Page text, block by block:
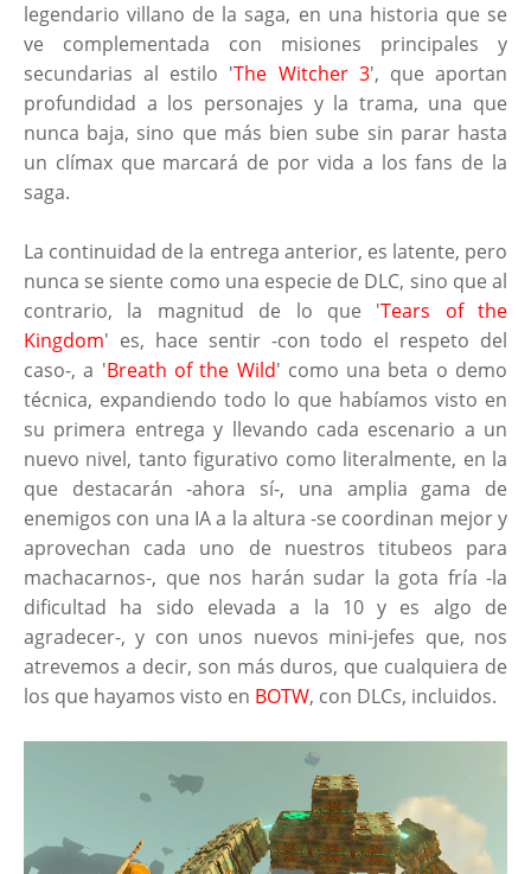
legendario villano de la saga, en una historia que se
ve complementada con misiones principales y
secundarias al estilo 'The Witcher 3', que aportan
profundidad a los personajes y la trama, una que
nunca baja, sino que más bien sube sin parar hasta
un clímax que marcará de por vida a los fans de la
saga.
La continuidad de la entrega anterior, es latente, pero
nunca se siente como una especie de DLC, sino que al
contrario, la magnitud de lo que 'Tears of the
Kingdom' es, hace sentir -con todo el respeto del
caso-, a 'Breath of the Wild' como una beta o demo
técnica, expandiendo todo lo que habíamos visto en
su primera entrega y llevando cada escenario a un
nuevo nivel, tanto figurativo como literalmente, en la
que destacarán -ahora sí-, una amplia gama de
enemigos con una IA a la altura -se coordinan mejor y
aprovechan cada uno de nuestros titubeos para
machacarnos-, que nos harán sudar la gota fría -la
dificultad ha sido elevada a la 10 y es algo de
agradecer-, y con unos nuevos mini-jefes que, nos
atrevemos a decir, son más duros, que cualquiera de
los que hayamos visto en BOTW, con DLCs, incluidos.